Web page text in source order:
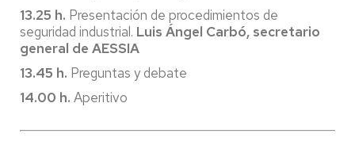
13.25 h. Presentación de procedimientos de
seguridad industrial. Luis Ángel Carbó, secretario
general de AESSIA
13.45 h. Preguntas y debate
14.00 h. Aperitivo